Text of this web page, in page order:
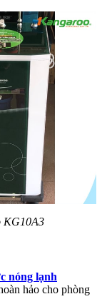
KG10A3
nóng lạnh
hảo cho phòng